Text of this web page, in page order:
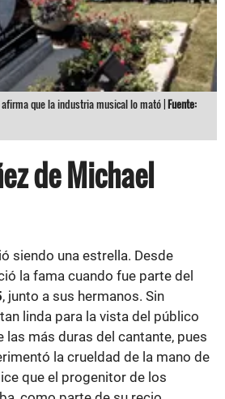
que la industria musical lo mató |Fuente:
de Michael
siendo una estrella. Desde
la fama cuando fue parte del
, junto a sus hermanos. Sin
linda para la vista del público
las más duras del cantante, pues
la crueldad de la mano de
que el progenitor de los